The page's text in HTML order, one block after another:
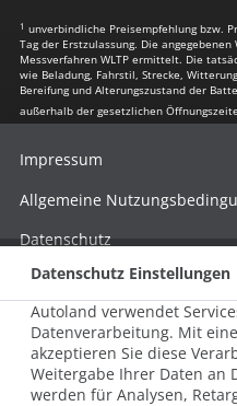
1 unverbindliche Preisempfehlung bzw.
Tag der Erstzulassung. Die
Messverfahren WLTP ermittelt. Die
wie Beladung, Fahrstil, Strecke,
Bereifung und Alterungszustand der
außerhalb der gesetzlichen
© 2026 AUTOLAND 24 SE & Co. Betriebs KG
Impressum
Allgemeine
Datenschutz
Hinweisgebersystem nach
Beschwerde nach LkSG
Grundsatzerklärung zum
Datenschutz Einstellungen
Autoland verwendet
Datenverarbeitung. Mit
akzeptieren Sie diese
Weitergabe Ihrer Daten an
werden für Analysen,